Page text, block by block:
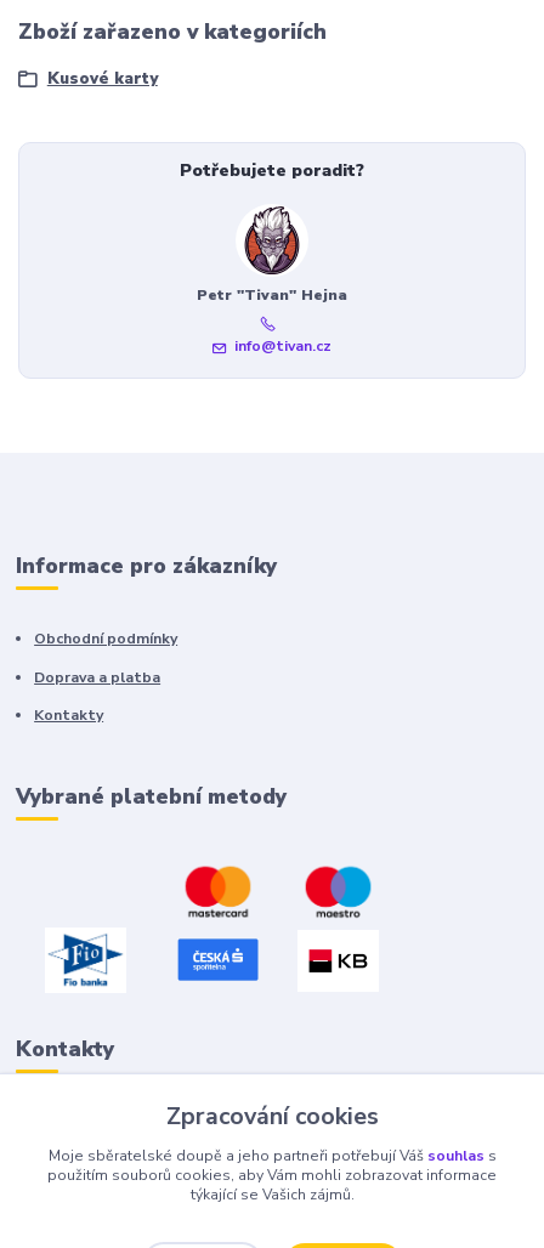
Zboží zařazeno v kategoriích
Kusové karty
Potřebujete poradit?
Petr "Tivan" Hejna
info@tivan.cz
Informace pro zákazníky
Obchodní podmínky
Doprava a platba
Kontakty
Vybrané platební metody
Kontakty
info@tivan.cz
Zpracování cookies
Moje sběratelské doupě a jeho partneři potřebují Váš souhlas s
použitím souborů cookies, aby Vám mohli zobrazovat informace
týkající se Vašich zájmů.